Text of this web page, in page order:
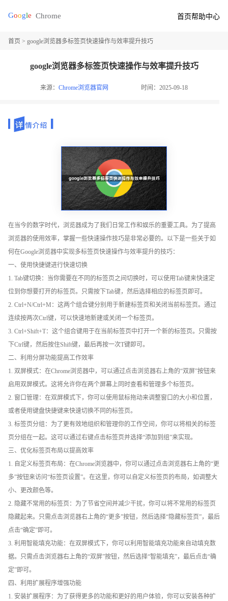
首页帮助中心
首页 > google浏览器多标签页快速操作与效率提升技巧
google浏览器多标签页快速操作与效率提升技巧
来源：Chrome浏览器官网 时间：2025-09-18
在当今的数字时代，浏览器成为了我们日常工作和娱乐的重要工具。为了提高
浏览器的使用效率，掌握一些快速操作技巧是非常必要的。以下是一些关于如
何在Google浏览器中实现多标签页快速操作与效率提升的技巧：
一、使用快捷键进行快速切换
1. Tab键切换：当你需要在不同的标签页之间切换时，可以使用Tab键来快速定
位到你想要打开的标签页。只需按下Tab键，然后选择相应的标签页即可。
2. Ctrl+N/Ctrl+M：这两个组合键分别用于新建标签页和关闭当前标签页。通过
连续按两次Ctrl键，可以快速地新建或关闭一个标签页。
3. Ctrl+Shift+T：这个组合键用于在当前标签页中打开一个新的标签页。只需按
下Ctrl键，然后按住Shift键，最后再按一次T键即可。
二、利用分屏功能提高工作效率
1. 双屏模式：在Chrome浏览器中，可以通过点击浏览器右上角的“双屏”按钮来
启用双屏模式。这将允许你在两个屏幕上同时查看和管理多个标签页。
2. 窗口管理：在双屏模式下，你可以使用鼠标拖动来调整窗口的大小和位置，
或者使用键盘快捷键来快速切换不同的标签页。
3. 标签页分组：为了更有效地组织和管理你的工作空间，你可以将相关的标签
页分组在一起。这可以通过右键点击标签页并选择“添加到组”来实现。
三、优化标签页布局以提高效率
1. 自定义标签页布局：在Chrome浏览器中，你可以通过点击浏览器右上角的“更
多”按钮来访问“标签页设置”。在这里，你可以自定义标签页的布局，如调整大
小、更改颜色等。
2. 隐藏不常用的标签页：为了节省空间并减少干扰，你可以将不常用的标签页
隐藏起来。只需点击浏览器右上角的“更多”按钮，然后选择“隐藏标签页”，最后
点击“确定”即可。
3. 利用智能填充功能：在双屏模式下，你可以利用智能填充功能来自动填充数
据。只需点击浏览器右上角的“双屏”按钮，然后选择“智能填充”，最后点击“确
定”即可。
四、利用扩展程序增强功能
1. 安装扩展程序：为了获得更多的功能和更好的用户体验，你可以安装各种扩